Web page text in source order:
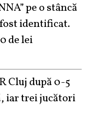
pe o stâncă
identificat.
de lei
Cluj după 0-5
iar trei jucători